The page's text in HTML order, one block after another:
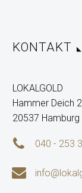
KONTAKT
LOKALGOLD
Hammer Deich
20537 Hamburg

 040 - 253

